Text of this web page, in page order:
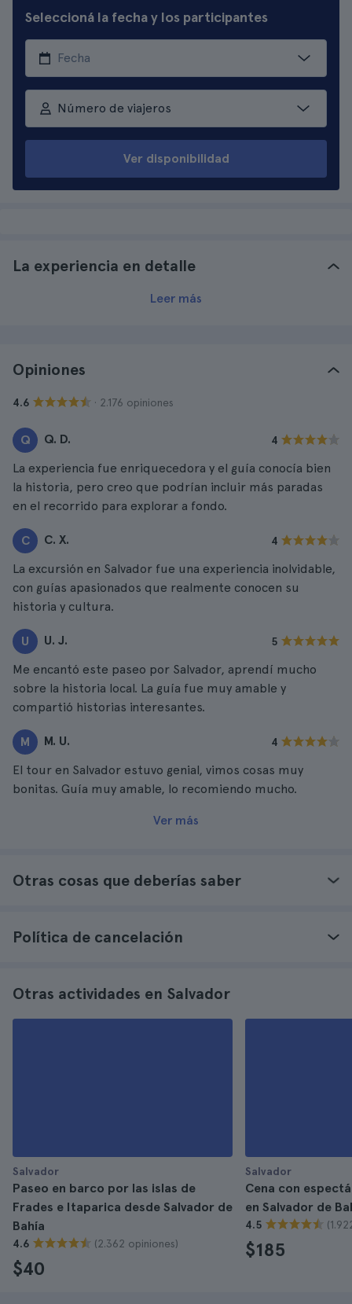
Seleccioná la fecha y los participantes
Número de viajeros
Ver disponibilidad
La experiencia en detalle
Leer más
Opiniones
4.6 · 2.176 opiniones
Q Q. D. 4
La experiencia fue enriquecedora y el guía conocía bien
la historia, pero creo que podrían incluir más paradas
en el recorrido para explorar a fondo.
C C. X. 4
La excursión en Salvador fue una experiencia inolvidable,
con guías apasionados que realmente conocen su
historia y cultura.
U U. J. 5
Me encantó este paseo por Salvador, aprendí mucho
sobre la historia local. La guía fue muy amable y
compartió historias interesantes.
M M. U. 4
El tour en Salvador estuvo genial, vimos cosas muy
bonitas. Guía muy amable, lo recomiendo mucho.
Ver más
Otras cosas que deberías saber
Política de cancelación
Otras actividades en Salvador
Salvador
Paseo en barco por las islas de
Frades e Itaparica desde Salvador de
Bahía
4.6 (2.362 opiniones)
$40
Salvador
Cena con
en Salvador de
4.5
$185